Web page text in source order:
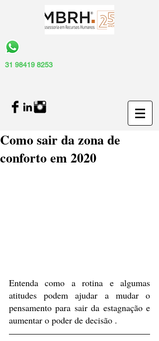
31 98419 8253
Como sair da zona de
conforto em 2020
Entenda como a rotina e algumas
atitudes podem ajudar a mudar o
pensamento para sair da estagnação e
aumentar o poder de decisão .